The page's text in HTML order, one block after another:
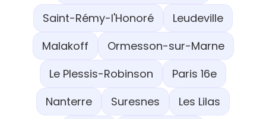
Saint-Rémy-l'Honoré
Leudeville
Malakoff
Ormesson-sur-Marne
Le Plessis-Robinson
Paris 16e
Nanterre
Suresnes
Les Lilas